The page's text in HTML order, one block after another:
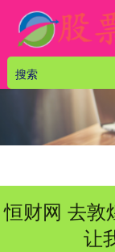
恒财网 去敦
让